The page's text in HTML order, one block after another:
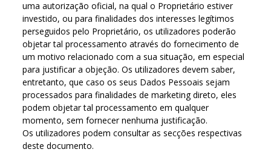
uma autorização oficial, na qual o Proprietário estiver
investido, ou para finalidades dos interesses legítimos
perseguidos pelo Proprietário, os utilizadores poderão
objetar tal processamento através do fornecimento de
um motivo relacionado com a sua situação, em especial
para justificar a objeção. Os utilizadores devem saber,
entretanto, que caso os seus Dados Pessoais sejam
processados para finalidades de marketing direto, eles
podem objetar tal processamento em qualquer
momento, sem fornecer nenhuma justificação.
Os utilizadores podem consultar as secções respectivas
deste documento.